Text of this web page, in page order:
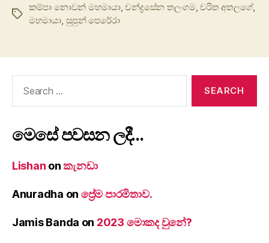
Tags
කම්පා නොවන් මහමායා,චන්ද්‍රසේන තලංගම,චරිත අතලගේ,
මහමායා සුපුන් පෙරේරා
මෙසේ පවසන ලදී…
Lishan onකැනඩා
Anuradha on ප්‍රේම පාරමිතාව.
Jamis Banda on 2023 මොකද වුනේ?